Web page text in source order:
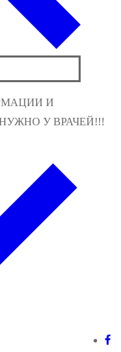
И
У ВРАЧЕЙ!!!